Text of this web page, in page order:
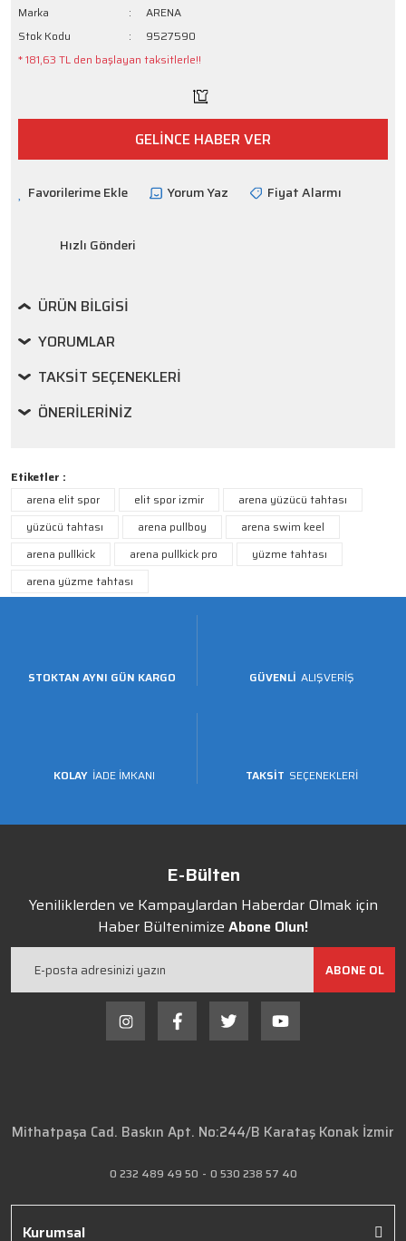
Marka
ARENA
Stok Kodu
9527590
* 181,63 TL den başlayan taksitlerle!!
GELİNCE HABER VER
Yorum Yaz Fiyat Alarmı
Hızlı Gönderi
ÜRÜN BILGISI
YORUMLAR
TAKSIT SEÇENEKLERI
ÖNERILERINIZ
Etiketler :
arena elit spor
elit spor izmir
arena yüzücü tahtası
yüzücü tahtası
arena pullboy
arena swim keel
arena pullkick
arena pullkick pro
yüzme tahtası
arena yüzme tahtası
STOKTAN AYNI GÜN KARGO GÜVENLİ ALIŞVERİŞ
KOLAY İADE İMKANI TAKSİT SEÇENEKLERİ
E-Bülten
Yeniliklerden ve Kampaylardan Haberdar Olmak için
Haber Bültenimize Abone Olun!
ABONE OL
Mithatpaşa Cad. Baskın Apt. No:244/B Karataş Konak İzmir
0 232 489 49 50 - 0 530 238 57 40
Kurumsal